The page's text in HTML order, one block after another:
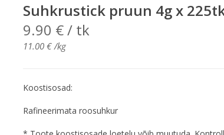
Suhkrustick pruun 4g x
9.90 €/ tk
11.00€ /kg
Koostisosad:
Rafineerimata roosuhkur